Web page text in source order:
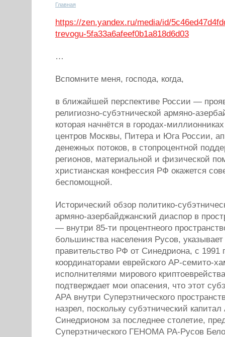
Главная
https://zen.yandex.ru/media/id/
trevogu-5fa33a6afeef0b1a818d6d03
…
Вспомните меня, господа, когда,
в ближайшей перспективе России —
религиозно-субэтнической армяно-
которая начнётся в городах-
центров Москвы, Питера и Юга России,
денежных потоков, в стопроцентной
регионов, материальной и физической
христианская конфессия РФ окажется
беспомощной.
Исторический обзор политико-
армяно-азербайджанский диаспор в
— внутри 85-ти процентнеого
большинства населения Русов, указывает
правительство РФ от Синедриона, с 1991
координаторами еврейского АР-семито-
исполнителями мирового
подтверждает мои опасения, что этот
АРА внутри Суперэтнического
назрел, поскольку субэтнический
Синедрионом за последнее столетие,
Суперэтнического ГЕНОМА РА-Русов